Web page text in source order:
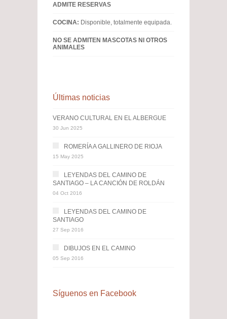
ADMITE RESERVAS
COCINA: Disponible, totalmente equipada.
NO SE ADMITEN MASCOTAS NI OTROS
ANIMALES
Últimas noticias
VERANO CULTURAL EN EL ALBERGUE
30 Jun 2025
ROMERÍA A GALLINERO DE RIOJA
15 May 2025
LEYENDAS DEL CAMINO DE
SANTIAGO – LA CANCIÓN DE ROLDÁN
04 Oct 2016
LEYENDAS DEL CAMINO DE
SANTIAGO
27 Sep 2016
DIBUJOS EN EL CAMINO
05 Sep 2016
Síguenos en Facebook